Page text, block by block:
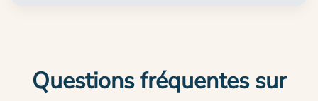
Questions fréquentes sur